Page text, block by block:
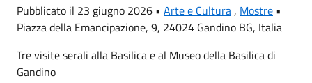
Pubblicato il 23 giugno 2026 • Arte e Cultura, Mostre •
Piazza della Emancipazione, 9, 24024 Gandino BG, Italia
Tre visite serali alla Basilica e al Museo della Basilica di
Gandino